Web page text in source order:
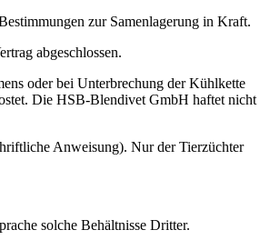
zur Samenlagerung in Kraft.
abgeschlossen.
oder bei Unterbrechung der Kühlkette
Die HSB-Blendivet GmbH haftet nicht
Anweisung). Nur der Tierzüchter
solche Behältnisse Dritter.